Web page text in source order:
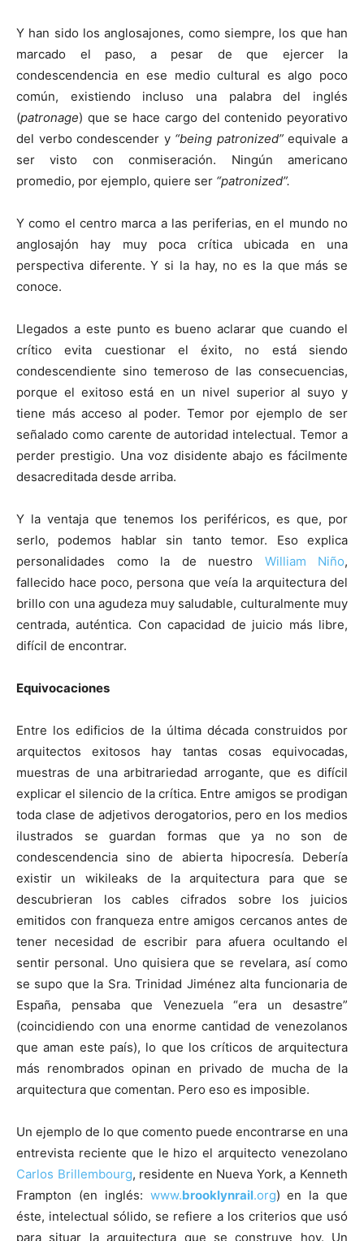
Y han sido los anglosajones, como siempre, los que han
marcado el paso, a pesar de que ejercer la
condescendencia en ese medio cultural es algo poco
común, existiendo incluso una palabra del inglés
(patronage) que se hace cargo del contenido peyorativo
del verbo condescender y “being patronized”equivale a
ser visto con conmiseración. Ningún americano
promedio, por ejemplo, quiere ser “patronized”.
Y como el centro marca a las periferias, en el mundo no
anglosajón hay muy poca crítica ubicada en una
perspectiva diferente. Y si la hay, no es la que más se
conoce.
Llegados a este punto es bueno aclarar que cuando el
crítico evita cuestionar el éxito, no está siendo
condescendiente sino temeroso de las consecuencias,
porque el exitoso está en un nivel superior al suyo y
tiene más acceso al poder. Temor por ejemplo de ser
señalado como carente de autoridad intelectual. Temor a
perder prestigio. Una voz disidente abajo es fácilmente
desacreditada desde arriba.
Y la ventaja que tenemos los periféricos, es que, por
serlo, podemos hablar sin tanto temor. Eso explica
personalidades como la de nuestro William Niño,
fallecido hace poco, persona que veía la arquitectura del
brillo con una agudeza muy saludable, culturalmente muy
centrada, auténtica. Con capacidad de juicio más libre,
difícil de encontrar.
Equivocaciones
Entre los edificios de la última década construidos por
arquitectos exitosos hay tantas cosas equivocadas,
muestras de una arbitrariedad arrogante, que es difícil
explicar el silencio de la crítica. Entre amigos se prodigan
toda clase de adjetivos derogatorios, pero en los medios
ilustrados se guardan formas que ya no son de
condescendencia sino de abierta hipocresía. Debería
existir un wikileaks de la arquitectura para que se
descubrieran los cables cifrados sobre los juicios
emitidos con franqueza entre amigos cercanos antes de
tener necesidad de escribir para afuera ocultando el
sentir personal. Uno quisiera que se revelara, así como
se supo que la Sra. Trinidad Jiménez alta funcionaria de
España, pensaba que Venezuela “era un desastre”
(coincidiendo con una enorme cantidad de venezolanos
que aman este país), lo que los críticos de arquitectura
más renombrados opinan en privado de mucha de la
arquitectura que comentan. Pero eso es imposible.
Un ejemplo de lo que comento puede encontrarse en una
entrevista reciente que le hizo el arquitecto venezolano
Carlos Brillembourg, residente en Nueva York, a Kenneth
Frampton (en inglés: www.brooklynrail.org) en la que
éste, intelectual sólido, se refiere a los criterios que usó
para situar la arquitectura que se construye hoy. Un